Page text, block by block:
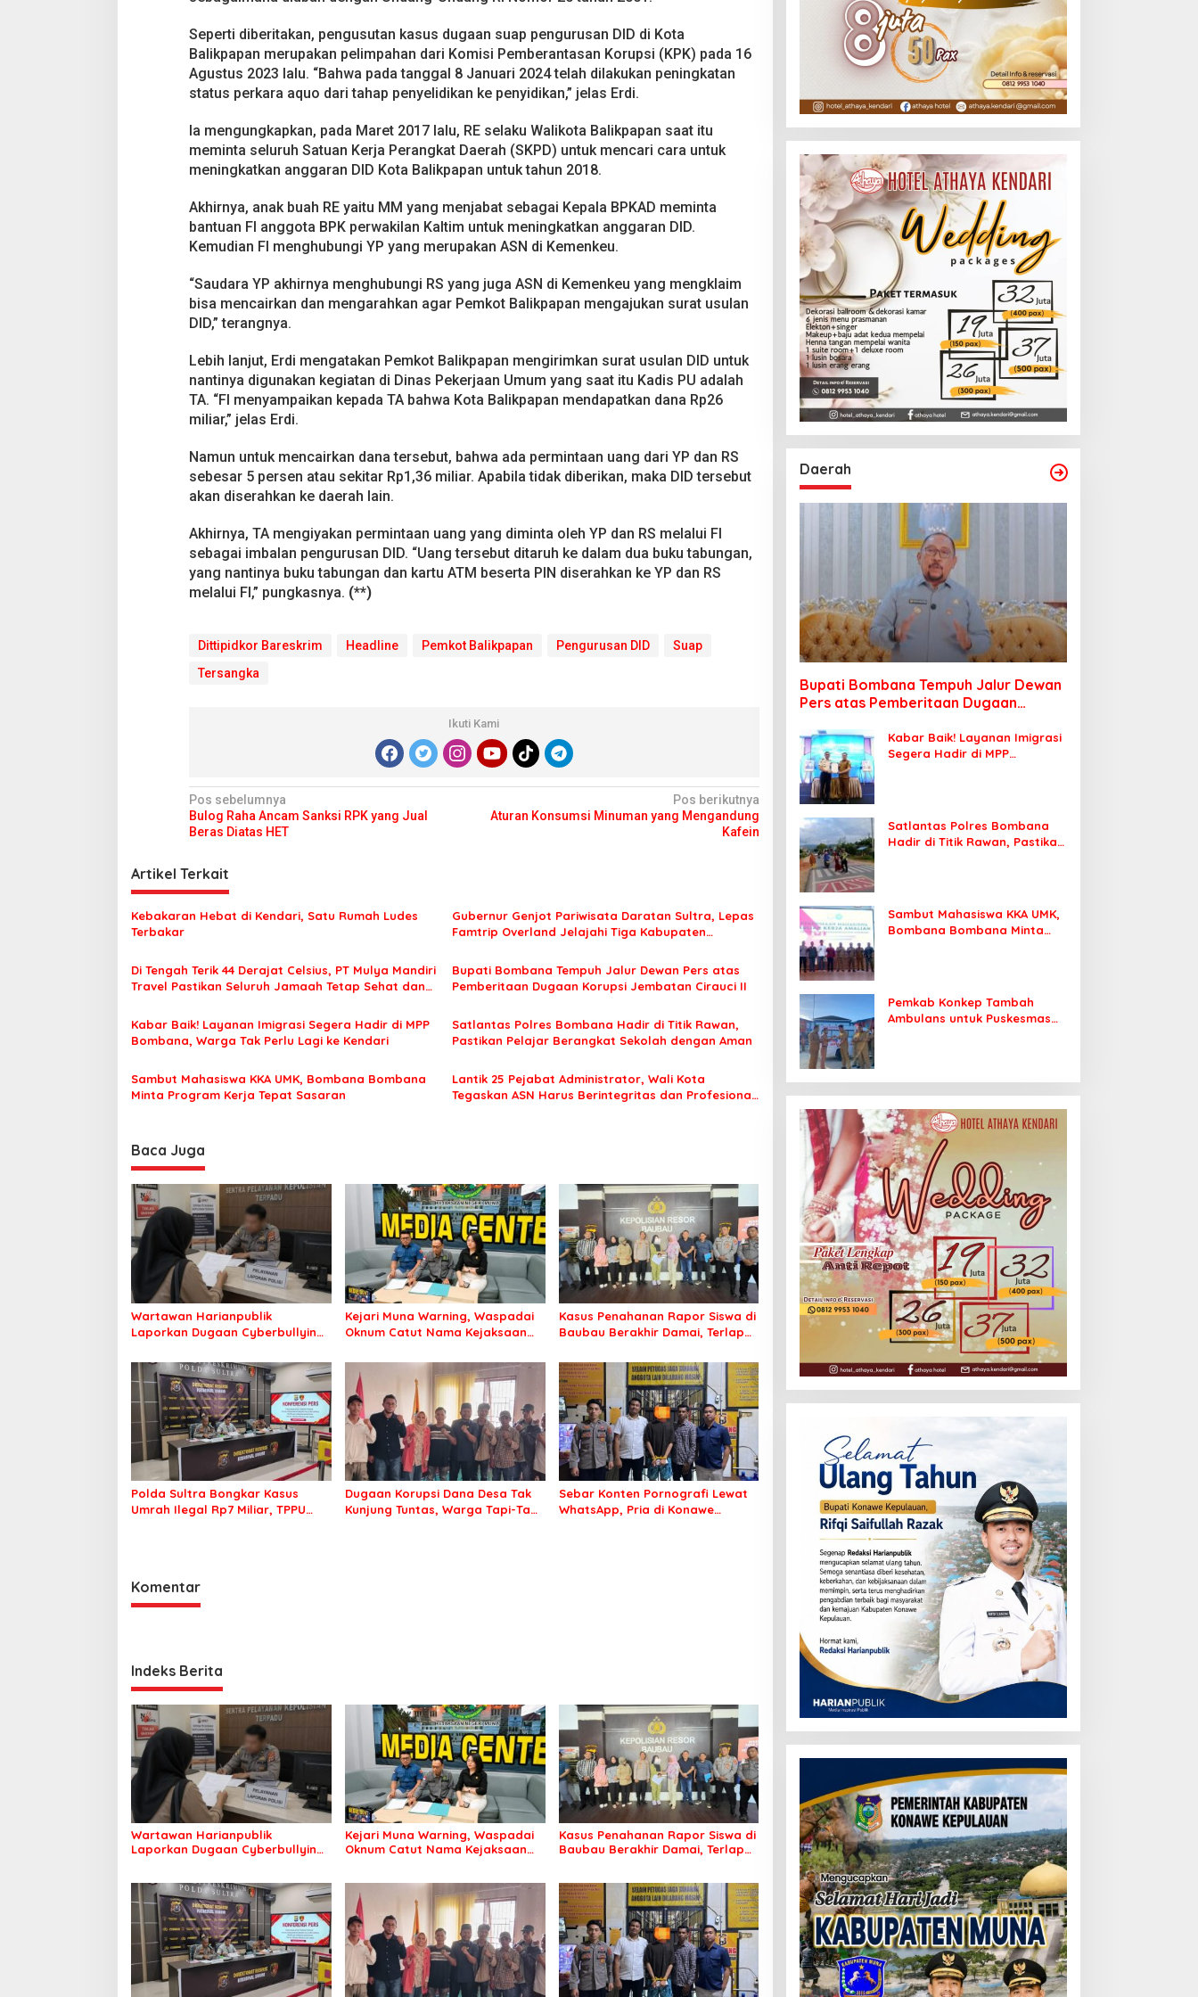
o
t
a
l
k
p
p
n
Seperti diberitakan, pengusutan kasus dugaan suap pengurusan DID di Kota
Balikpapan merupakan pelimpahan dari Komisi Pemberantasan Korupsi (KPK) pada 16
Agustus 2023 lalu. “Bahwa pada tanggal 8 Januari 2024 telah dilakukan peningkatan
status perkara aquo dari tahap penyelidikan ke penyidikan,” jelas Erdi.
Ia mengungkapkan, pada Maret 2017 lalu, RE selaku Walikota Balikpapan saat itu
meminta seluruh Satuan Kerja Perangkat Daerah (SKPD) untuk mencari cara untuk
meningkatkan anggaran DID Kota Balikpapan untuk tahun 2018.
Akhirnya, anak buah RE yaitu MM yang menjabat sebagai Kepala BPKAD meminta
bantuan FI anggota BPK perwakilan Kaltim untuk meningkatkan anggaran DID.
Kemudian FI menghubungi YP yang merupakan ASN di Kemenkeu.
“Saudara YP akhirnya menghubungi RS yang juga ASN di Kemenkeu yang mengklaim
bisa mencairkan dan mengarahkan agar Pemkot Balikpapan mengajukan surat usulan
DID,” terangnya.
Lebih lanjut, Erdi mengatakan Pemkot Balikpapan mengirimkan surat usulan DID untuk
nantinya digunakan kegiatan di Dinas Pekerjaan Umum yang saat itu Kadis PU adalah
TA. “FI menyampaikan kepada TA bahwa Kota Balikpapan mendapatkan dana Rp26
miliar,” jelas Erdi.
Namun untuk mencairkan dana tersebut, bahwa ada permintaan uang dari YP dan RS
sebesar 5 persen atau sekitar Rp1,36 miliar. Apabila tidak diberikan, maka DID tersebut
akan diserahkan ke daerah lain.
Akhirnya, TA mengiyakan permintaan uang yang diminta oleh YP dan RS melalui FI
sebagai imbalan pengurusan DID. “Uang tersebut ditaruh ke dalam dua buku tabungan,
yang nantinya buku tabungan dan kartu ATM beserta PIN diserahkan ke YP dan RS
melalui FI,” pungkasnya. (**)
Dittipidkor Bareskrim Headline Pemkot Balikpapan Pengurusan DID
Suap
Tersangka
Ikuti Kami
N
a
i
g
a
i
o
s
Pos sebelumnya
Bulog Raha Ancam Sanksi RPK yang Jual
Beras Diatas HET
Pos berikutnya
Aturan Konsumsi Minuman yang Mengandung
Kafein
Artikel Terkait
Kebakaran Hebat di Kendari, Satu Rumah Ludes
Terbakar
Gubernur Genjot Pariwisata Daratan Sultra, Lepas
Famtrip Overland Jelajahi Tiga Kabupaten
Di Tengah Terik 44 Derajat Celsius, PT Mulya Mandiri
Travel Pastikan Seluruh Jamaah Tetap Sehat dan
Bupati Bombana Tempuh Jalur Dewan Pers atas
Pemberitaan Dugaan Korupsi Jembatan Cirauci II
Kabar Baik! Layanan Imigrasi Segera Hadir di MPP
Bombana, Warga Tak Perlu Lagi ke Kendari
Satlantas Polres Bombana Hadir di Titik Rawan,
Pastikan Pelajar Berangkat Sekolah dengan Aman
Sambut Mahasiswa KKA UMK, Bombana Bombana
Minta Program Kerja Tepat Sasaran
Lantik 25 Pejabat Administrator, Wali Kota
Tegaskan ASN Harus Berintegritas dan Profesional
Baca Juga
Wartawan Harianpublik
Laporkan Dugaan Cyberbullying
Proses Penanganan Aduan
Kejari Muna Warning, Waspadai
Oknum Catut Nama Kejaksaan
Kasus Penahanan Rapor Siswa di
Baubau Berakhir Damai, Terlapor
Laporan
Polda Sultra Bongkar Kasus
Umrah Ilegal Rp7 Miliar, TPPU
Dugaan Korupsi Dana Desa Tak
Kunjung Tuntas, Warga Tapi-Tapi
Sebar Konten Pornografi Lewat
WhatsApp, Pria di Konawe
Komentar
Indeks Berita
Wartawan Harianpublik
Laporkan Dugaan Cyberbullying
Kejari Muna Warning, Waspadai
Oknum Catut Nama Kejaksaan
Kasus Penahanan Rapor Siswa di
Baubau Berakhir Damai, Terlapor
Daerah
Bupati Bombana Tempuh Jalur Dewan
Pers atas Pemberitaan Dugaan
Kabar Baik! Layanan Imigrasi
Segera Hadir di MPP
Satlantas Polres Bombana
Hadir di Titik Rawan, Pastikan
Sambut Mahasiswa KKA UMK,
Bombana Bombana Minta
Pemkab Konkep Tambah
Ambulans untuk Puskesmas